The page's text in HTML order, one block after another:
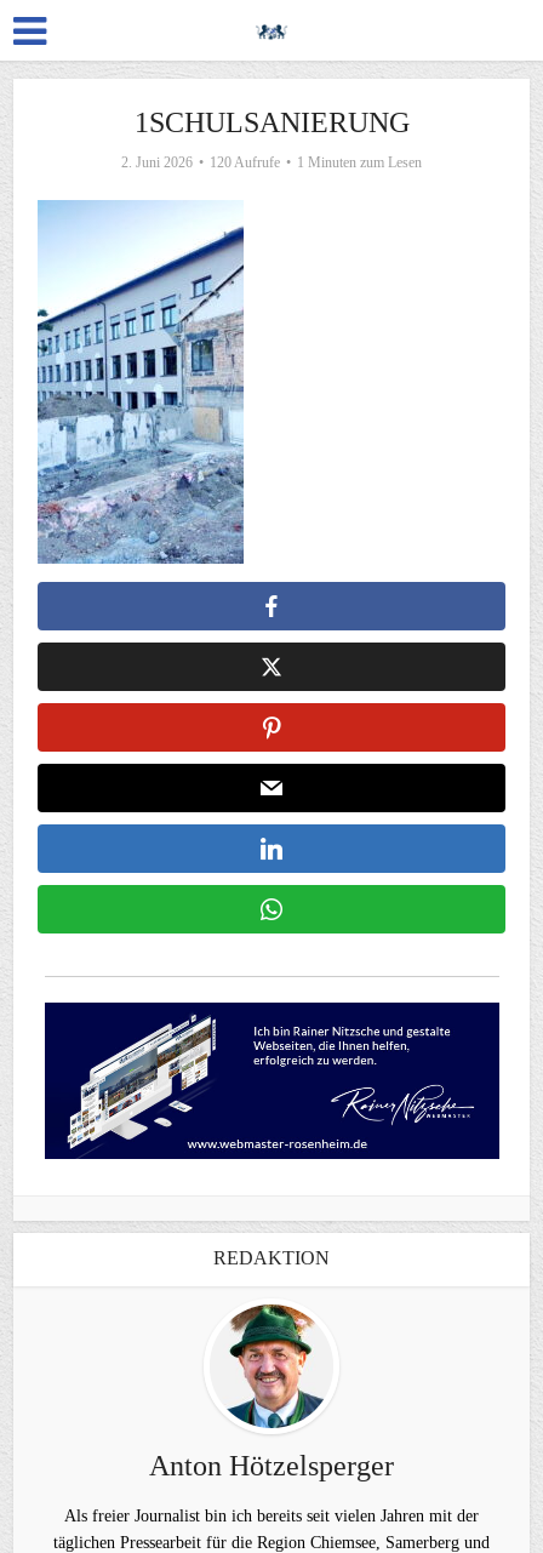
1SCHULSANIERUNG
2. Juni 2026 120 Aufrufe 1 Minuten zum Lesen
REDAKTION
Anton Hötzelsperger
Als freier Journalist bin ich bereits seit vielen Jahren mit der
täglichen Pressearbeit für die Region Chiemsee, Samerberg und